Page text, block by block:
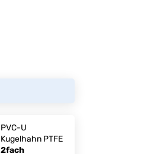
PVC-U
Kugelhahn PTFE
2fach